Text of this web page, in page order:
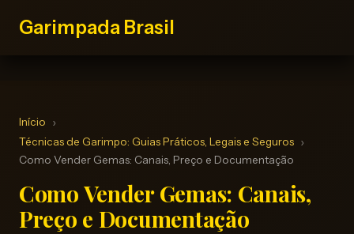
Garimpada Brasil
Início
Técnicas de Garimpo: Guias Práticos, Legais e Seguros
Como Vender Gemas: Canais, Preço e Documentação
Como Vender Gemas: Canais,
Preço e Documentação